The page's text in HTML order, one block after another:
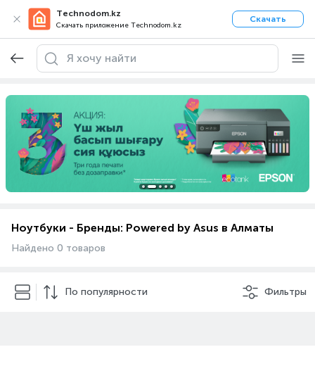
Technodom.kz
Скачать приложение Technodom.kz
Скачать
Ноутбуки - Бренды: Powered by Asus в Алматы
Найдено 0 товаров
По популярности Фильтры